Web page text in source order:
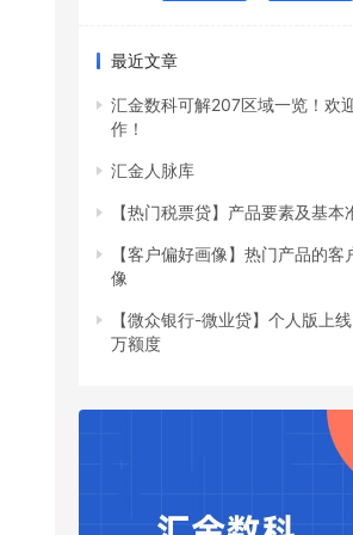
最近文章
汇金数科可解207区域一览！欢
作！
汇金人脉库
【热门税票贷】产品要素及基本
【客户偏好画像】热门产品的客
像
【微众银行-微业贷】个人版上
万额度